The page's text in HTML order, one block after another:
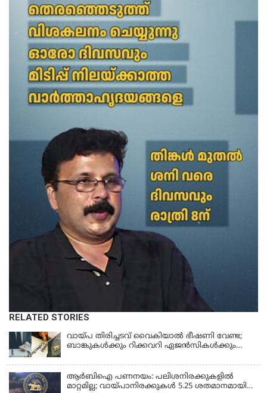
RELATED STORIES
വായ്പ തിരിച്ചടവ് വൈകിയാൽ ഭീഷണി വേണ്ട;
ബാങ്കുകൾക്കും റിക്കവറി ഏജൻസികൾക്കും
ഇഎംഐ മുടങ്ങിയാല്‍ സ്മാര്‍ട്ട് ഫോണ്‍ ലോക്ക്
ആകുമോ? ആര്‍ബിഐയുടെ പുതിയ
നിര്‍ദേശങ്ങള്‍
ആർബിഐ പണനയം: പലിശനിരക്കുകളിൽ
മാറ്റമില്ല; വായ്പാനിരക്കുകൾ 5.25 ശതമാനമായി